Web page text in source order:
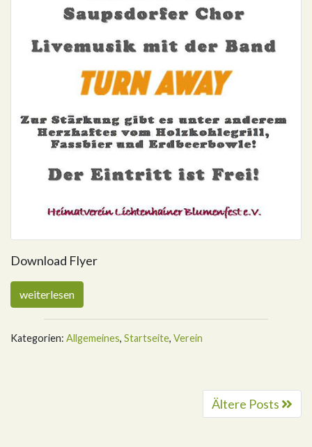
Download Flyer
weiterlesen
Kategorien: Allgemeines, Startseite, Verein
Ältere Posts